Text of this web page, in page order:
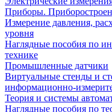
Приборы.
Измерение давления,
уровня
Наглядные пособия по
технике
Промышленные датчики
Виртуальные стенды и
информационно-
Теория и системы
Наглядные пособия по